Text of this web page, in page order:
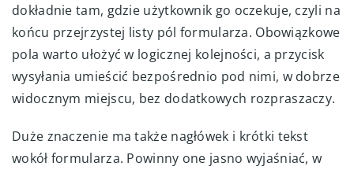
dokładnie tam, gdzie użytkownik go oczekuje, czyli na
końcu przejrzystej listy pól formularza. Obowiązkowe
pola warto ułożyć w logicznej kolejności, a przycisk
wysyłania umieścić bezpośrednio pod nimi, w dobrze
widocznym miejscu, bez dodatkowych rozpraszaczy.
Duże znaczenie ma także nagłówek i krótki tekst
wokół formularza. Powinny one jasno wyjaśniać, w